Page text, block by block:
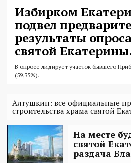
Избирком
подвел
результаты
святой
В опросе лидирует участок бывшего
(59,35%).
Алтушкин: все официальные
строительства храма святой
На месте
святой
раздача